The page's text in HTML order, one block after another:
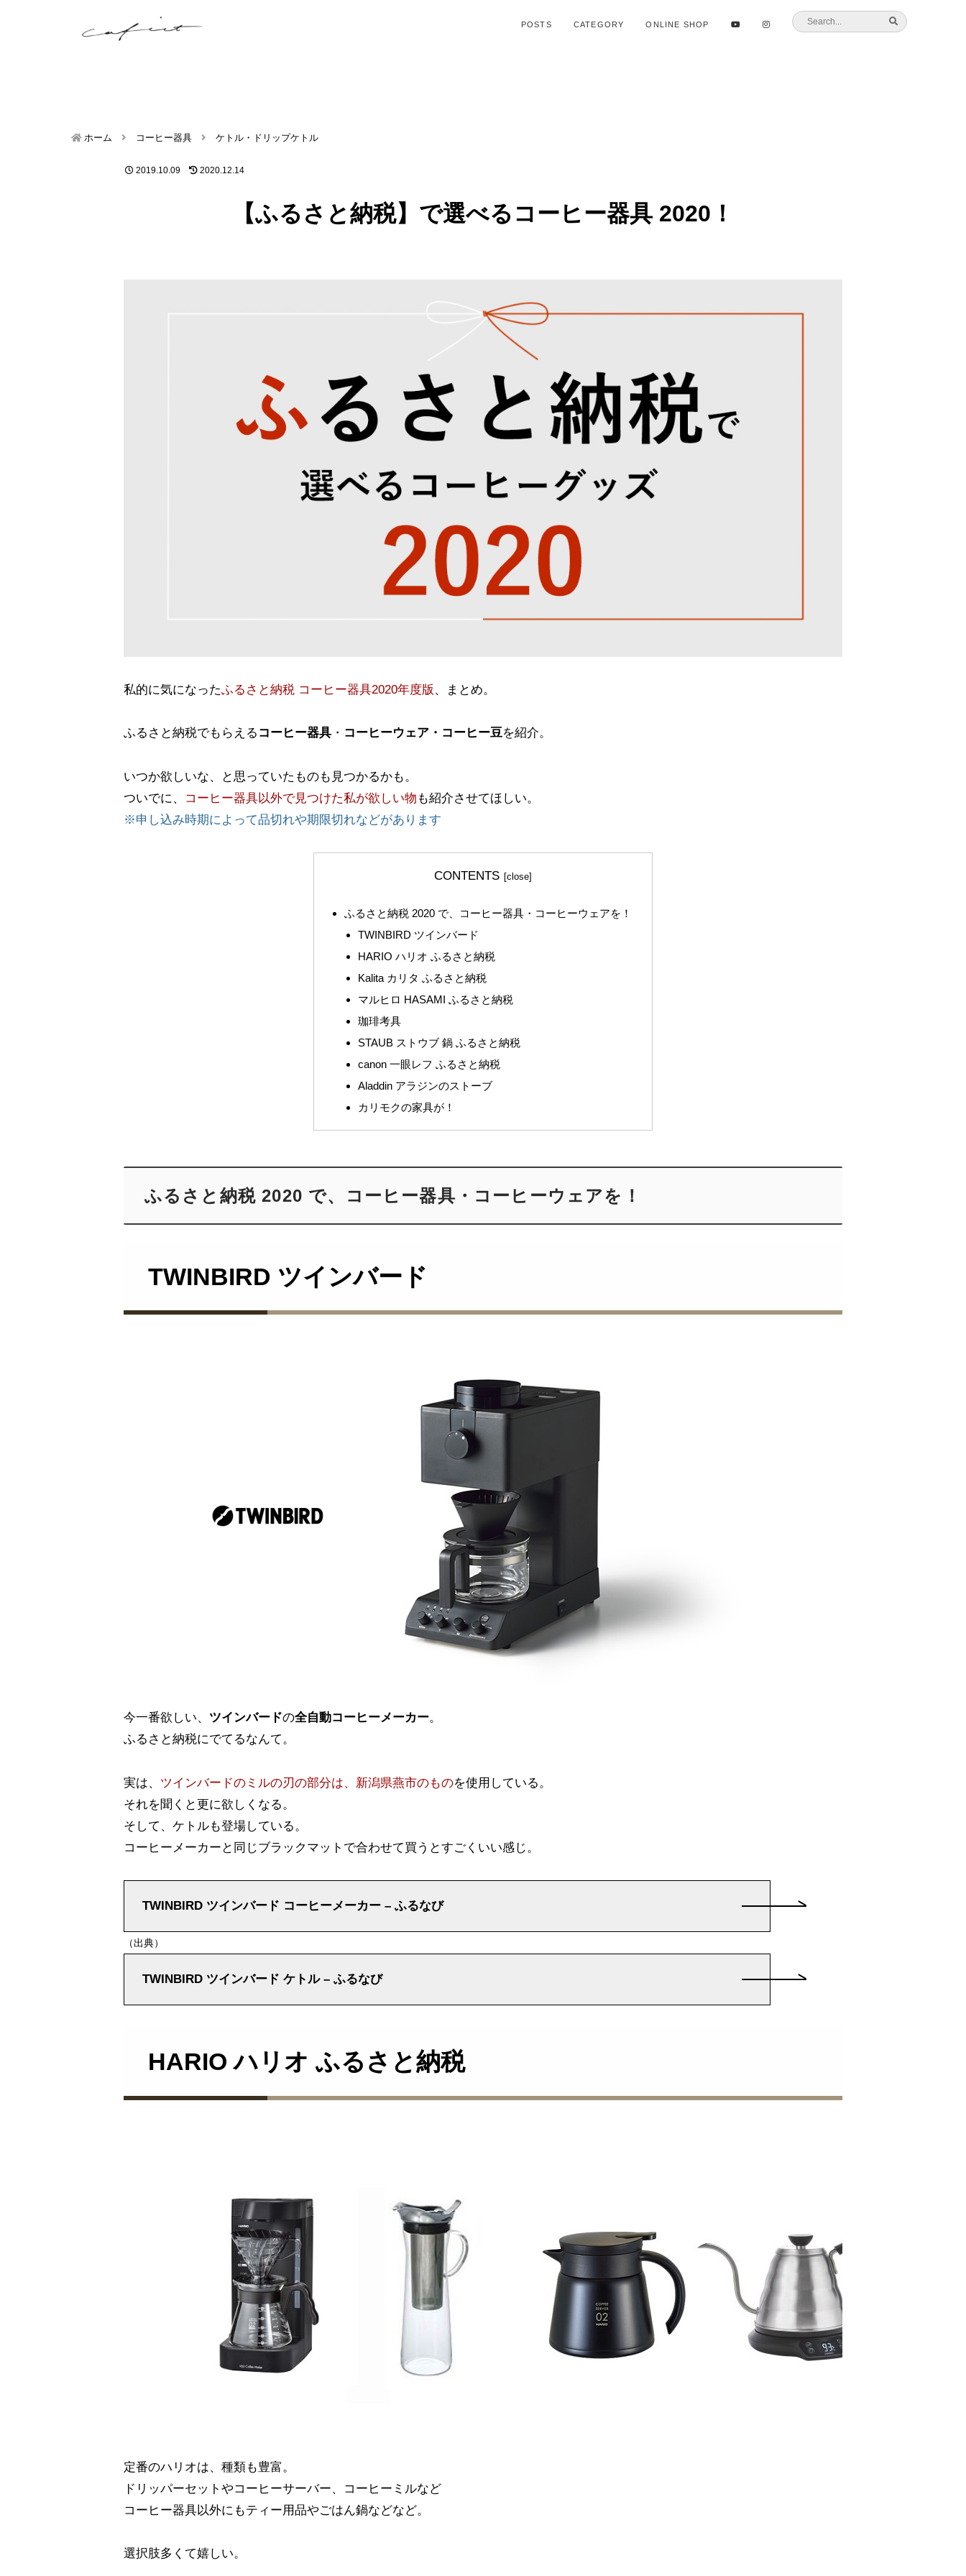
POSTS CATEGORY ONLINE SHOP
ホーム コーヒー器具 ケトル・ドリップケトル
2019.10.09 2020.12.14
【ふるさと納税】で選べるコーヒー器具 2020！
私的に気になったふるさと納税 コーヒー器具2020年度版 、まとめ。
ふるさと納税でもらえる コーヒー器具 ・ コーヒーウェア ・ コーヒー豆を紹介。
いつか欲しいな、と思っていたものも見つかるかも。
ついでに、
コーヒー器具以外で見つけた私が欲しい物 も紹介させてほしい。
※申し込み時期によって品切れや期限切れなどがあります
CONTENTS
ふるさと納税 2020 で、コーヒー器具・コーヒーウェアを！
TWINBIRD ツインバード
HARIO ハリオ ふるさと納税
Kalita カリタ ふるさと納税
マルヒロ HASAMI ふるさと納税
珈琲考具
STAUB ストウブ 鍋 ふるさと納税
canon 一眼レフ ふるさと納税
Aladdin アラジンのストーブ
カリモクの家具が！
ふるさと納税 2020 で、コーヒー器具・コーヒーウェアを！
TWINBIRD ツインバード
今一番欲しい、 ツインバードの全自動コーヒーメーカー。
ふるさと納税にでてるなんて。
実は、 ツインバードのミルの刃の部分は、新潟県燕市のものを使用している。
それを聞くと更に欲しくなる。
そして、ケトルも登場している。
コーヒーメーカーと同じブラックマットで合わせて買うとすごくいい感じ。
TWINBIRD ツインバード コーヒーメーカー – ふるなび
（出典）
TWINBIRD ツインバード ケトル – ふるなび
HARIO ハリオ ふるさと納税
定番のハリオは、種類も豊富。
ドリッパーセットやコーヒーサーバー、コーヒーミルなど
コーヒー器具以外にもティー用品やごはん鍋などなど。
選択肢多くて嬉しい。